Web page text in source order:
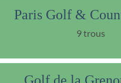
Paris Golf &
9 trous